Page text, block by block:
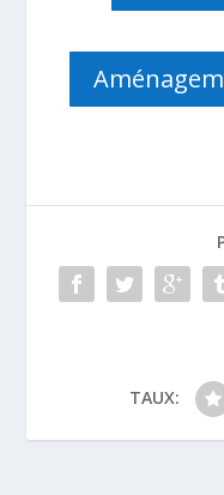
TAUX: